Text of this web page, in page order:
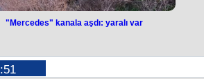
aşdı: yaralı var
"Mercedes" kanala aşdı: yaralı var